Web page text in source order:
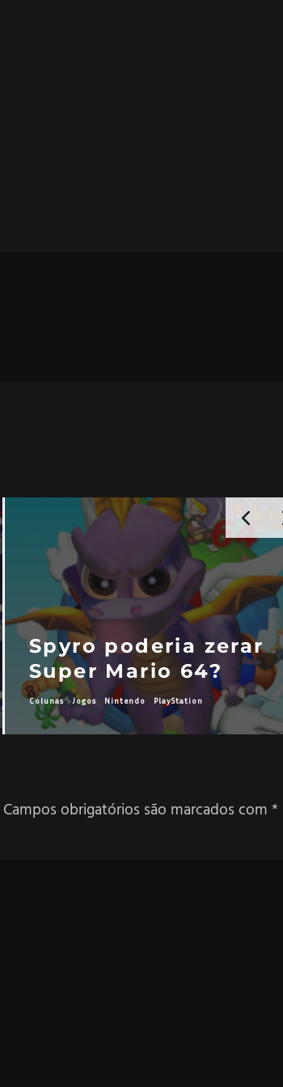
Spyro poderia zerar
Super Mario 64?
Colunas Jogos Nintendo PlayStation
Campos obrigatórios são marcados com *